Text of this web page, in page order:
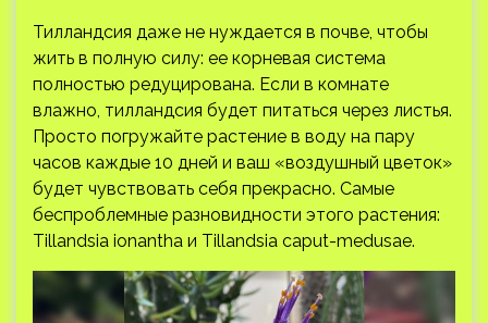
Тилландсия даже не нуждается в почве, чтобы
жить в полную силу: ее корневая система
полностью редуцирована. Если в комнате
влажно, тилландсия будет питаться через листья.
Просто погружайте растение в воду на пару
часов каждые 10 дней и ваш «воздушный цветок»
будет чувствовать себя прекрасно. Самые
беспроблемные разновидности этого растения:
Tillandsia ionantha и Tillandsia caput-medusae.